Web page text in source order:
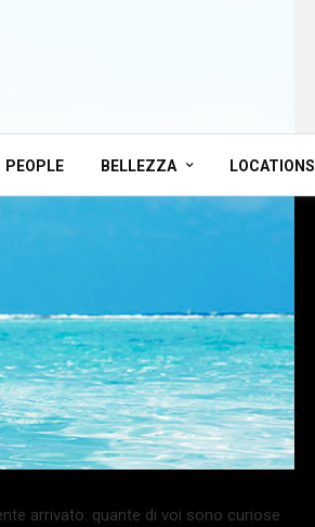
PEOPLE BELLEZZA LOCATIONS
arrivato: quante di voi sono curiose